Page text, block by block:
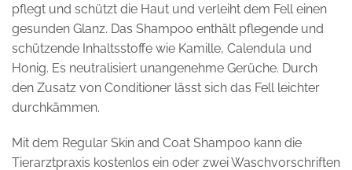
pflegt und schützt die Haut und verleiht dem Fell einen
gesunden Glanz. Das Shampoo enthält pflegende und
schützende Inhaltsstoffe wie Kamille, Calendula und
Honig. Es neutralisiert unangenehme Gerüche. Durch
den Zusatz von Conditioner lässt sich das Fell leichter
durchkämmen.
Mit dem Regular Skin and Coat Shampoo kann die
Tierarztpraxis kostenlos ein oder zwei Waschvorschriften